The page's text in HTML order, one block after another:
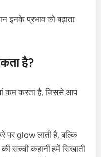
इनके प्रभाव को बढ़ाता
है?
कम करता है, जिससे आप
पर glow लाती है, बल्कि
सच्ची कहानी हमें सिखाती